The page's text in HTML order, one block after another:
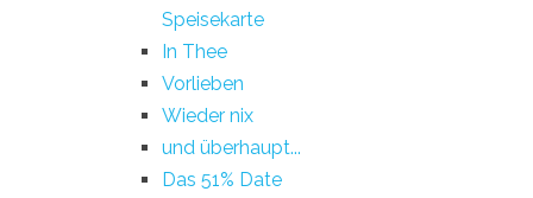
Speisekarte
In Thee
Vorlieben
Wieder nix
und überhaupt...
Das 51% Date